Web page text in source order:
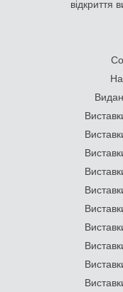
відкриття